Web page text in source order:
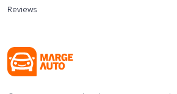
Reviews